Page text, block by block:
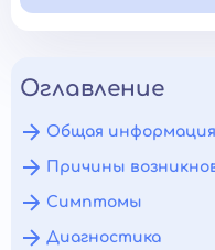
Оглавление
Общая информация
Причины
Симптомы
Диагностика